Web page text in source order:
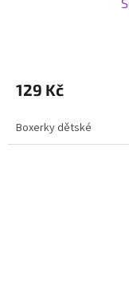
129 Kč
Boxerky dětské